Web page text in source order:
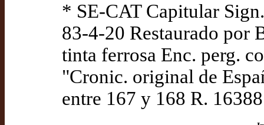
* SE-CAT Capitular
83-4-20 Restaurado por
tinta ferrosa Enc. perg.
"Cronic. original de
entre 167 y 168 R. 16388